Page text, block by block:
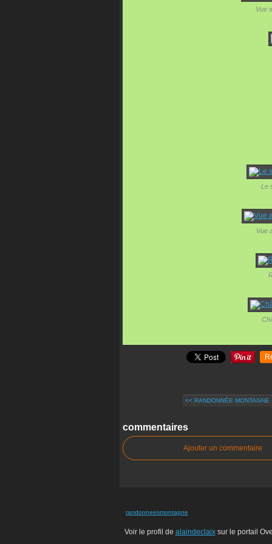
Vue
Le
Vue
<< RANDONNÉE MONTAGNE
commentaires
Ajouter un commentaire
randonneesmontagne
Voir le profil de alaindeclaixsur le portail